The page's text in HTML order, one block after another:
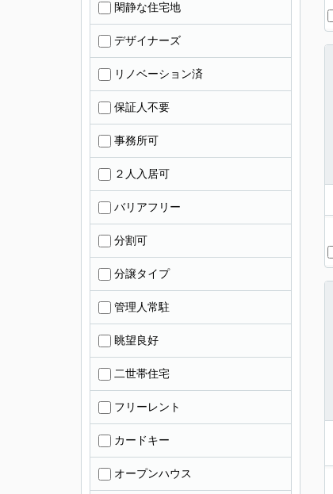
閑静な住宅地
デザイナーズ
リノベーション済
保証人不要
事務所可
２人入居可
バリアフリー
分割可
分譲タイプ
管理人常駐
眺望良好
二世帯住宅
フリーレント
カードキー
オープンハウス